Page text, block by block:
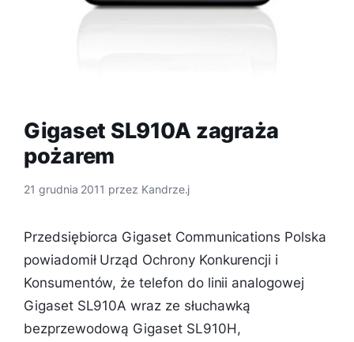
Gigaset SL910A zagraża
pożarem
21 grudnia 2011 przez Kandrze.j
Przedsiębiorca Gigaset Communications Polska
powiadomił Urząd Ochrony Konkurencji i
Konsumentów, że telefon do linii analogowej
Gigaset SL910A wraz ze słuchawką
bezprzewodową Gigaset SL910H,